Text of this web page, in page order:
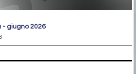
- giugno 2026